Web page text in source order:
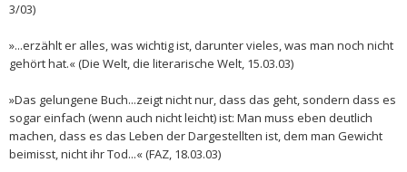
3/03)
»...erzählt er alles, was wichtig ist, darunter vieles, was man noch nicht
gehört hat.« (Die Welt, die literarische Welt, 15.03.03)
»Das gelungene Buch...zeigt nicht nur, dass das geht, sondern dass es
sogar einfach (wenn auch nicht leicht) ist: Man muss eben deutlich
machen, dass es das Leben der Dargestellten ist, dem man Gewicht
beimisst, nicht ihr Tod...« (FAZ, 18.03.03)